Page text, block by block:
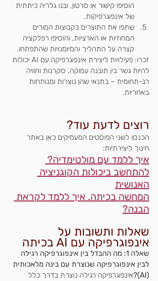
הוסיפו קישור או סרטון, ובנו גלריה כיתתית
של אינפוגרפיקות.
שתפו את התוצרים בקבוצות המורים
המחוזיות או הארציות, והוסיפו רפלקציה
קצרה על התהליך והמיומנויות שהתפתחו.
זכרו: פעילויות ליצירת אינפוגרפיקה עם AI יכולות
להיות גשר בין תובנה עמוקה, סקרנות וחוויה
רב-תחומית – בתנאי שהן נוצרות ומנותחות
באחריות.
רוצים לדעת עוד?
הכנסו לשני הפוסטים המעמיקים כאן באתר
חינוך ליצירתיות:
איך ללמד עם מולטימדיה?
להתחשב ביכולות הקוגניציה
האנושית
המחשה בכיתה. איך ללמד לקראת
הבנה?
שאלות ותשובות על
אינפוגרפיקה עם AI בכיתה
שאלה 1: מה ההבדל בין אינפוגרפיקה רגילה
לבין אינפוגרפיקה שנוצרת עם בינה מלאכותית
(AI)?
אינפוגרפיקה רגילה נוצרת בדרך כלל